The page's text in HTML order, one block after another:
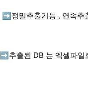
➡️ 정밀추출기능 , 연속추
➡️ 추출된 DB 는 엑셀파일